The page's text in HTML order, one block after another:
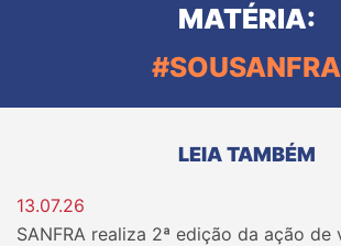
MATÉRIA:
#SOUSANFRA
LEIA TAMBÉM
13.07.26
SANFRA realiza 2ª edição da ação de